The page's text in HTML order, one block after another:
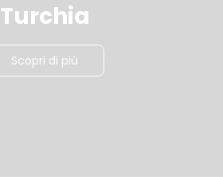
Turchia
Scopri di più